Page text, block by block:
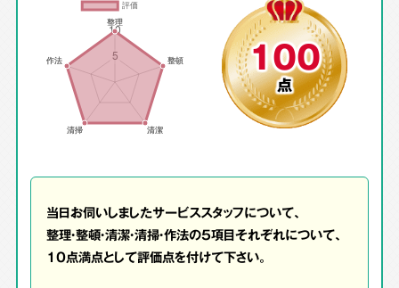
100
点
当日お伺いしましたサービススタッフについて、
整理・整頓・清潔・清掃・作法の5項目それぞれについて、
10点満点として評価点を付けて下さい。